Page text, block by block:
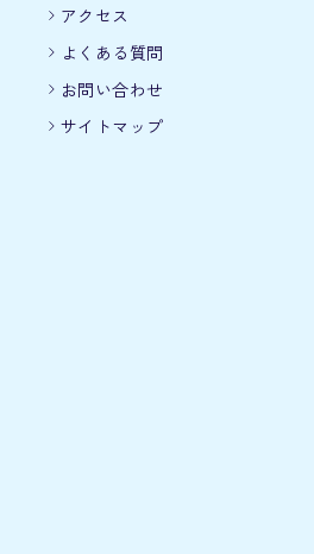
アクセス
よくある質問
お問い合わせ
サイトマップ